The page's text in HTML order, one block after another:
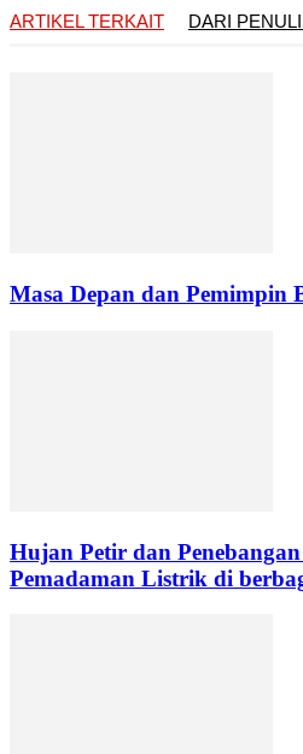
ARTIKEL TERKAIT
DARI
Masa Depan dan Pemimpin
Hujan Petir dan
Pemadaman Listrik di